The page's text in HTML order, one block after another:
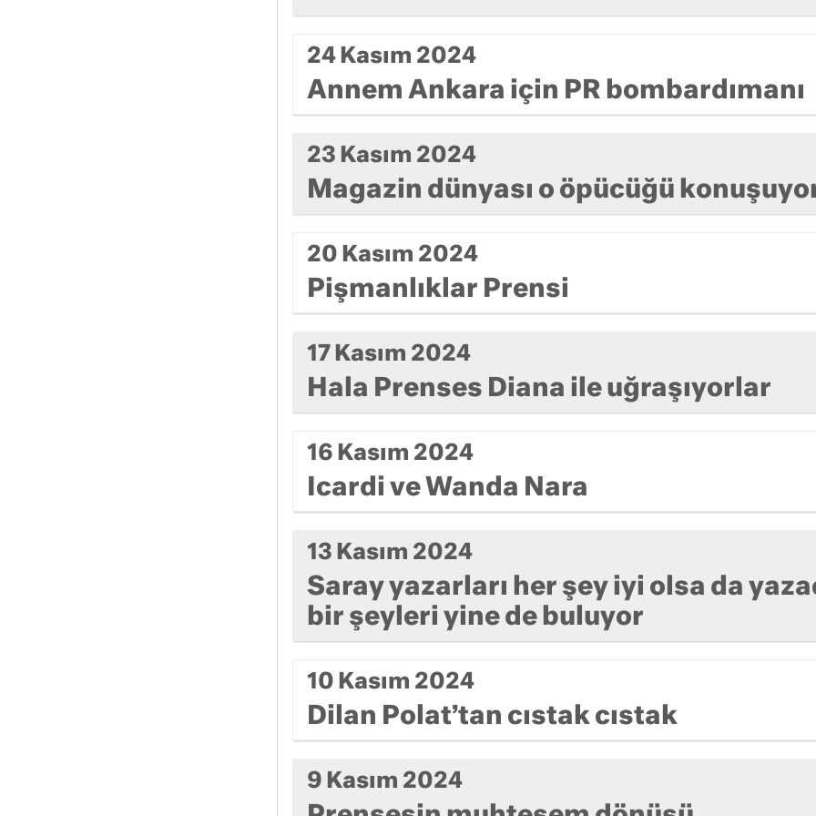
24 Kasım 2024
Annem Ankara için PR bombardımanı
23 Kasım 2024
Magazin dünyası o öpücüğü
20 Kasım 2024
Pişmanlıklar Prensi
17 Kasım 2024
Hala Prenses Diana ile uğraşıyorlar
16 Kasım 2024
Icardi ve Wanda Nara
13 Kasım 2024
Saray yazarları her şey iyi olsa da
bir şeyleri yine de buluyor
10 Kasım 2024
Dilan Polat’tan cıstak cıstak
9 Kasım 2024